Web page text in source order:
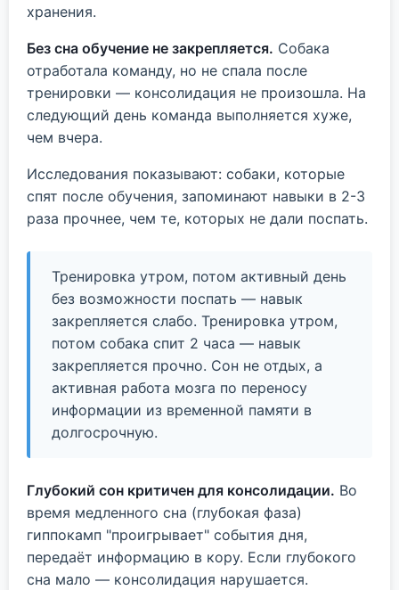
хранения.
Без сна обучение не закрепляется. Собака
отработала команду, но не спала после
тренировки — консолидация не произошла. На
следующий день команда выполняется хуже,
чем вчера.
Исследования показывают: собаки, которые
спят после обучения, запоминают навыки в 2-3
раза прочнее, чем те, которых не дали поспать.
Тренировка утром, потом активный день
без возможности поспать — навык
закрепляется слабо. Тренировка утром,
потом собака спит 2 часа — навык
закрепляется прочно. Сон не отдых, а
активная работа мозга по переносу
информации из временной памяти в
долгосрочную.
Глубокий сон критичен для консолидации. Во
время медленного сна (глубокая фаза)
гиппокамп "проигрывает" события дня,
передаёт информацию в кору. Если глубокого
сна мало — консолидация нарушается.